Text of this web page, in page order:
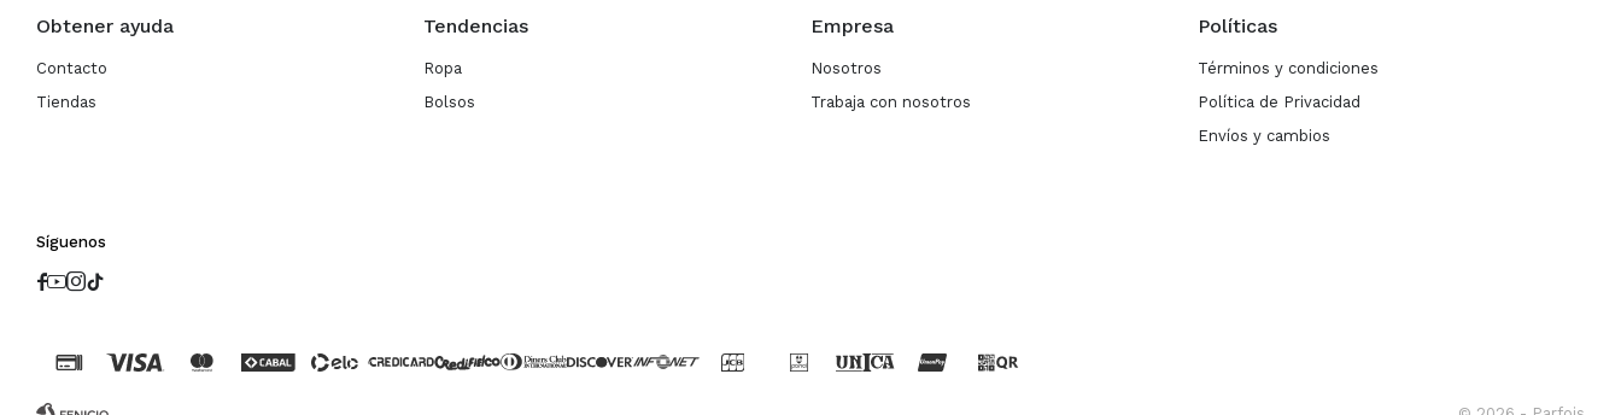
Obtener ayuda
Contacto
Tiendas
Tendencias
Ropa
Bolsos
Empresa
Nosotros
Trabaja con nosotros
Políticas
Términos y condiciones
Política de Privacidad
Envíos y cambios
Síguenos
